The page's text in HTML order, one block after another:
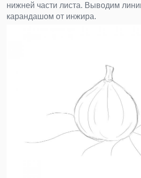
нижней части листа. Выводим
карандашом от инжира.